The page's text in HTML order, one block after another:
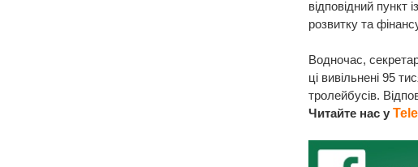
відповідний пункт
розвитку та
Водночас,
ці вивільнені 95
тролейбусів.
Читайте нас у